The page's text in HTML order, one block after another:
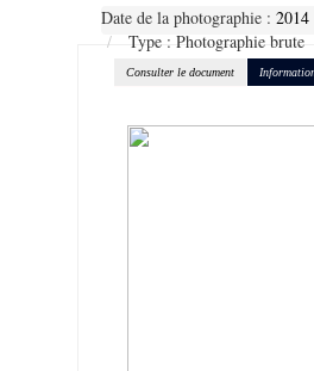
Date de la photographie : 2014
Type : Photographie brute
Consulter le document